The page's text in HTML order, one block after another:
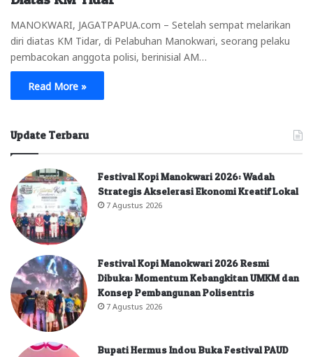
MANOKWARI, JAGATPAPUA.com – Setelah sempat melarikan
diri diatas KM Tidar, di Pelabuhan Manokwari, seorang pelaku
pembacokan anggota polisi, berinisial AM…
Read More »
Update Terbaru
Festival Kopi Manokwari 2026: Wadah
Strategis Akselerasi Ekonomi Kreatif Lokal
7 Agustus 2026
Festival Kopi Manokwari 2026 Resmi
Dibuka: Momentum Kebangkitan UMKM dan
Konsep Pembangunan Polisentris
7 Agustus 2026
Bupati Hermus Indou Buka Festival PAUD